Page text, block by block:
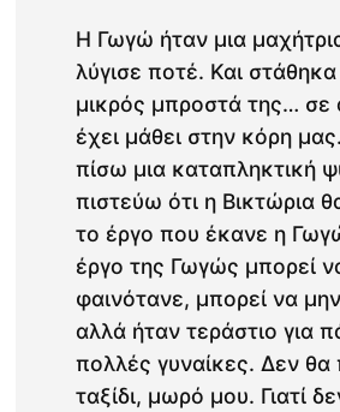
Η Γωγώ ήταν μια
λύγισε ποτέ. Και
μικρός μπροστά της… σε
έχει μάθει στην κόρη
πίσω μια καταπληκτική
πιστεύω ότι η Βικτώρια
το έργο που έκανε η
έργο της Γωγώς μπορεί
φαινότανε, μπορεί να
αλλά ήταν τεράστιο για
πολλές γυναίκες. Δεν
ταξίδι, μωρό μου. Γιατί